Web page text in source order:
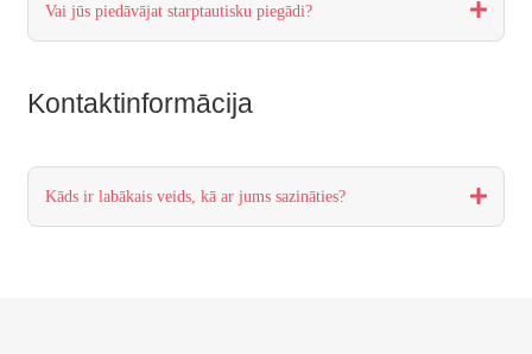
Vai jūs piedāvājat starptautisku piegādi?
Kontaktinformācija
Kāds ir labākais veids, kā ar jums sazināties?